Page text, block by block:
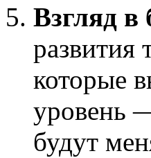
Взгляд в
развития
которые
уровень
будут